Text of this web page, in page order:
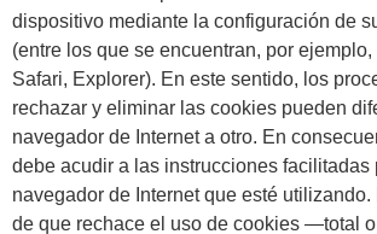
dispositivo mediante la configuración de
(entre los que se encuentran, por
Safari, Explorer). En este sentido, los
rechazar y eliminar las cookies pueden
navegador de Internet a otro. En
debe acudir a las instrucciones facilitadas
navegador de Internet que esté
de que rechace el uso de cookies —total